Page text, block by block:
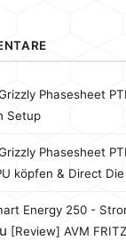
Phasesheet
Setup
Phasesheet
köpfen & Direct
Energy 250 -
[Review] AVM